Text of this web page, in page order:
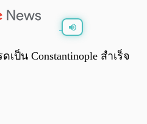
/0:00
เป็น Constantinople สำเร็จ